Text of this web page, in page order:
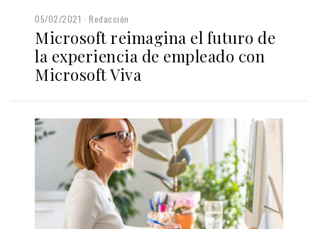
05/02/2021 Redacción
Microsoft reimagina el futuro de
la experiencia de empleado con
Microsoft Viva